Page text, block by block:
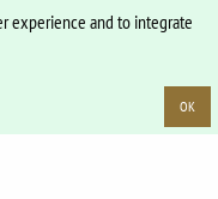
experience and to integrate
OK